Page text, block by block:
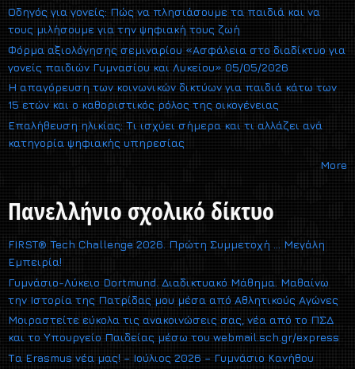
Οδηγός για γονείς: Πώς να πλησιάσουμε τα παιδιά και να
τους μιλήσουμε για την ψηφιακή τους ζωή
Φόρμα αξιολόγησης σεμιναρίου «Ασφάλεια στο διαδίκτυο για
γονείς παιδιών Γυμνασίου και Λυκείου» 05/05/2026
Η απαγόρευση των κοινωνικών δικτύων για παιδιά κάτω των
15 ετών και ο καθοριστικός ρόλος της οικογένειας
Επαλήθευση ηλικίας: Τι ισχύει σήμερα και τι αλλάζει ανά
κατηγορία ψηφιακής υπηρεσίας
More
Πανελλήνιο σχολικό δίκτυο
FIRST® Tech Challenge 2026. Πρώτη Συμμετοχή … Μεγάλη
Εμπειρία!
Γυμνάσιο-Λύκειο Dortmund. Διαδικτυακό Μάθημα. Μαθαίνω
την Ιστορία της Πατρίδας μου μέσα από Αθλητικούς Αγώνες
Μοιραστείτε εύκολα τις ανακοινώσεις σας, νέα από το ΠΣΔ
και το Υπουργείο Παιδείας μέσω του webmail.sch.gr/express
Τα Erasmus νέα μας! – Ιούλιος 2026 – Γυμνάσιο Κανήθου